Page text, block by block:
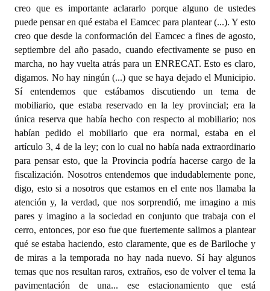
creo que es importante aclararlo porque alguno de ustedes
puede pensar en qué estaba el Eamcec para plantear (...). Y esto
creo que desde la conformación del Eamcec a fines de agosto,
septiembre del año pasado, cuando efectivamente se puso en
marcha, no hay vuelta atrás para un ENRECAT. Esto es claro,
digamos. No hay ningún (...) que se haya dejado el Municipio.
Sí entendemos que estábamos discutiendo un tema de
mobiliario, que estaba reservado en la ley provincial; era la
única reserva que había hecho con respecto al mobiliario; nos
habían pedido el mobiliario que era normal, estaba en el
artículo 3, 4 de la ley; con lo cual no había nada extraordinario
para pensar esto, que la Provincia podría hacerse cargo de la
fiscalización. Nosotros entendemos que indudablemente pone,
digo, esto si a nosotros que estamos en el ente nos llamaba la
atención y, la verdad, que nos sorprendió, me imagino a mis
pares y imagino a la sociedad en conjunto que trabaja con el
cerro, entonces, por eso fue que fuertemente salimos a plantear
qué se estaba haciendo, esto claramente, que es de Bariloche y
de miras a la temporada no hay nada nuevo. Sí hay algunos
temas que nos resultan raros, extraños, eso de volver el tema la
pavimentación de una... ese estacionamiento que está